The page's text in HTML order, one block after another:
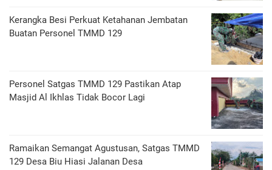
Kerangka Besi Perkuat Ketahanan Jembatan
Buatan Personel TMMD 129
Personel Satgas TMMD 129 Pastikan Atap
Masjid Al Ikhlas Tidak Bocor Lagi
Ramaikan Semangat Agustusan, Satgas TMMD
129 Desa Biu Hiasi Jalanan Desa